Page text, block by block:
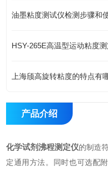
油墨粘度测试仪检测步骤和
HSY-265E高温型运动粘度
上海颀高旋转粘度的特点有
产品介绍
化学试剂沸程测定仪的制造
定通用方法。同时也可选配